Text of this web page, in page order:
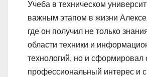
Учеба в техническом
важным этапом в жизни
где он получил не только
области техники и
технологий, но и сформировал
профессиональный интерес и